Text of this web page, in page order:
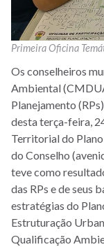
Primeira Oficina
Os conselheiros
Ambiental
Planejamento
desta terça-feira,
Territorial do
do Conselho
teve como
das RPs e de seus
estratégias do
Estruturação
Qualificação